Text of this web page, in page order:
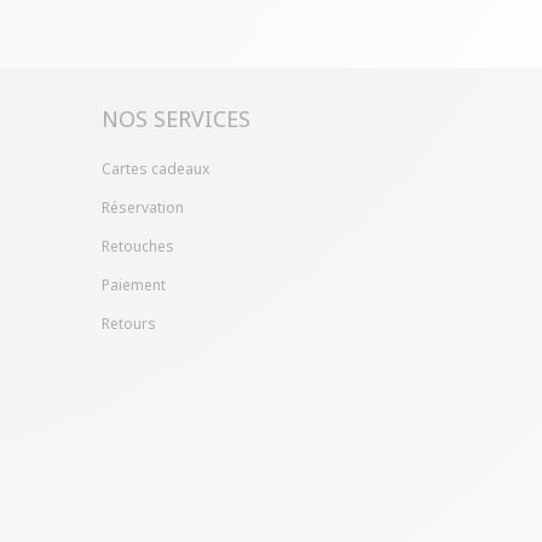
NOS SERVICES
Cartes cadeaux
Réservation
Retouches
Paiement
Retours